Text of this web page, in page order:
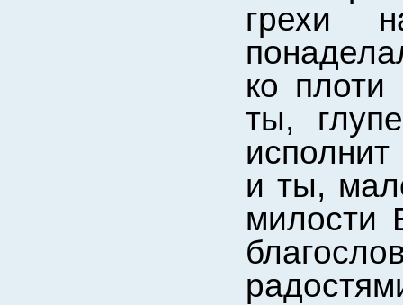
грехи
ко
ты,
и ты,
милости